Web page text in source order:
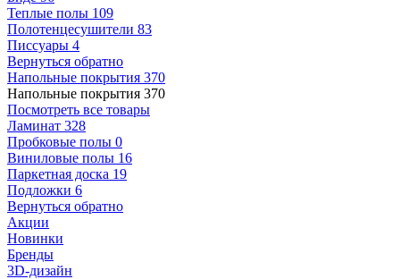
Теплые полы 109
Полотенцесушители 83
Писсуары 4
Вернуться обратно
Напольные покрытия 370
Напольные покрытия 370
Посмотреть все товары
Ламинат 328
Пробковые полы 0
Виниловые полы 16
Паркетная доска 19
Подложки 6
Вернуться обратно
Акции
Новинки
Бренды
3D-дизайн